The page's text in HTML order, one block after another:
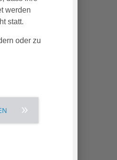
werden
statt.
oder zu